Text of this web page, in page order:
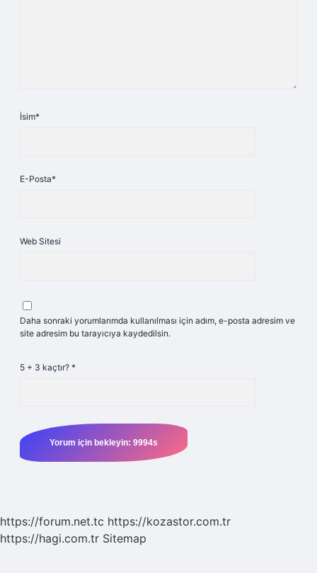
İsim*
E-Posta*
Web Sitesi
Daha sonraki yorumlarımda kullanılması için adım, e-posta adresim ve
site adresim bu tarayıcıya kaydedilsin.
5 + 3 kaçtır? *
https://forum.net.tc https://kozastor.com.tr
https://hagi.com.tr Sitemap